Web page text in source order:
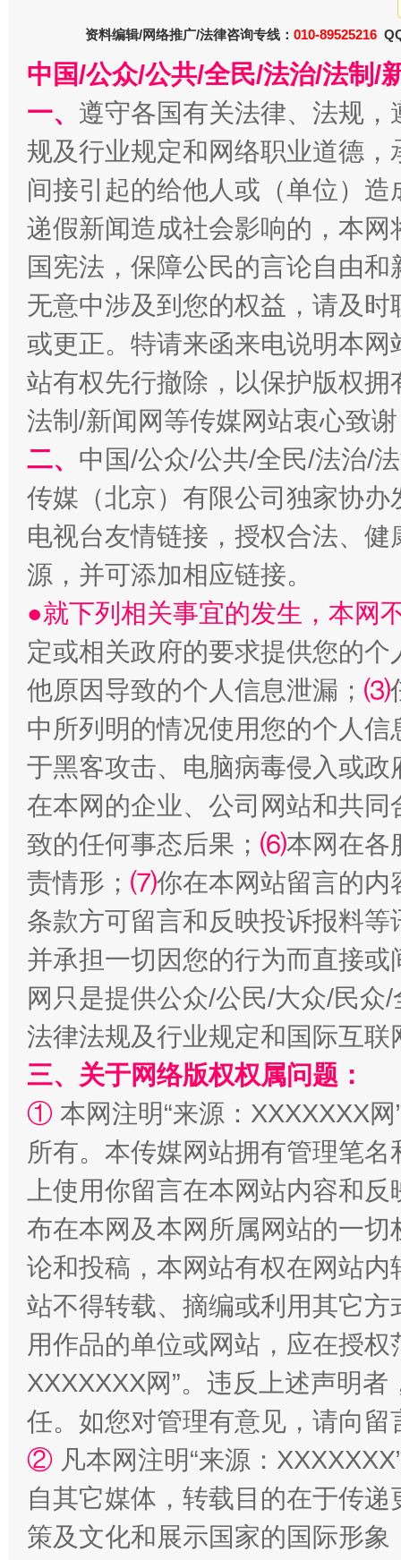
千年窑火 生生不息 一
揭开“小金库”的免责幌子
受贿1.44亿！段成刚被判无期 从幼
全民健身五年计划来了！等你上场
阿坝州三大球赛在茂县开幕 规模
资料编辑/网络推广/法律咨询专线： 010-89525216
中国/公众/公共/全民/法治/法制/
一、 遵守各国有关法律、法规
规及行业规定和网络职业道德
间接引起的给他人或（单位）
递假新闻造成社会影响的，本
国宪法，保障公民的言论自由
无意中涉及到您的权益，请及
或更正。特请来函来电说明本
站有权先行撤除，以保护版权
法制/新闻网等传媒网站衷心致
二、 中国/公众/公共/全民/法治/
传媒（北京）有限公司独家协
电视台友情链接，授权合法、
源，并可添加相应链接。
●就下列相关事宜的发生，本网
定或相关政府的要求提供您的个
他原因导致的个人信息泄漏； ⑶
中所列明的情况使用您的个人
于黑客攻击、电脑病毒侵入或
在本网的企业、公司网站和共
致的任何事态后果； ⑹本网在各
责情形； ⑺你在本网站留言的内
条款方可留言和反映投诉报料
并承担一切因您的行为而直接
网只是提供公众/公民/大众/民
法律法规及行业规定和国际互
三、关于网络版权权属问题：
① 本网注明“来源：XXXXXXX
所有。本传媒网站拥有管理笔
上使用你留言在本网站内容和
布在本网及本网所属网站的一
论和投稿，本网站有权在网站
站不得转载、摘编或利用其它
用作品的单位或网站，应在授
XXXXXXX网”。违反上述声明
任。如您对管理有意见，请向
② 凡本网注明“来源：
自其它媒体，转载目的在于传
策及文化和展示国家的国际形